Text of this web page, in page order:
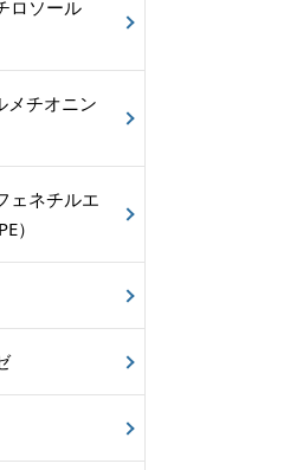
ロソール
メチオニン
ェネチルエ
）